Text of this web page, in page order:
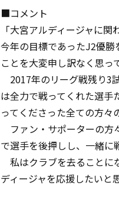
■コメント
「大宮アルディージャに
今年の目標であったJ2優
ことを大変申し訳なく思っ
2017年のリーグ戦残り3
は全力で戦ってくれた選手
ってくださった全ての方々
ファン・サポーターの方
で選手を後押しし、一緒に
私はクラブを去ることに
ディージャを応援したいと